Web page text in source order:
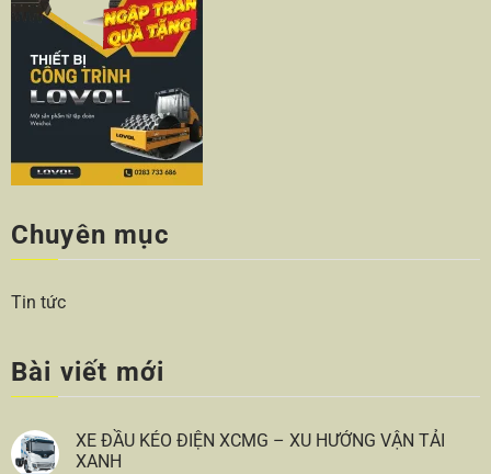
Chuyên mục
Tin tức
Bài viết mới
XE ĐẦU KÉO ĐIỆN XCMG – XU HƯỚNG VẬN TẢI
XANH